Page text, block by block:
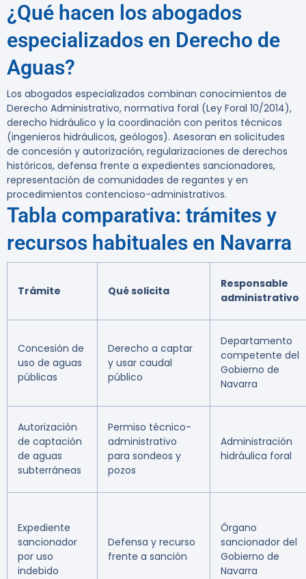
¿Qué hacen los abogados
especializados en Derecho de
Aguas?
Los abogados especializados combinan conocimientos de
Derecho Administrativo, normativa foral (Ley Foral 10/2014),
derecho hidráulico y la coordinación con peritos técnicos
(ingenieros hidráulicos, geólogos). Asesoran en solicitudes
de concesión y autorización, regularizaciones de derechos
históricos, defensa frente a expedientes sancionadores,
representación de comunidades de regantes y en
procedimientos contencioso-administrativos.
Tabla comparativa: trámites y
recursos habituales en Navarra
Trámite Qué solicita
Responsable
administrativo
Concesión de
uso de aguas
públicas
Derecho a captar
y usar caudal
público
Departamento
competente del
Gobierno de
Navarra
Autorización
de captación
de aguas
subterráneas
Permiso técnico-
administrativo
para sondeos y
pozos
Administración
hidráulica foral
Expediente
sancionador
por uso
indebido
Defensa y recurso
frente a sanción
Órgano
sancionador del
Gobierno de
Navarra